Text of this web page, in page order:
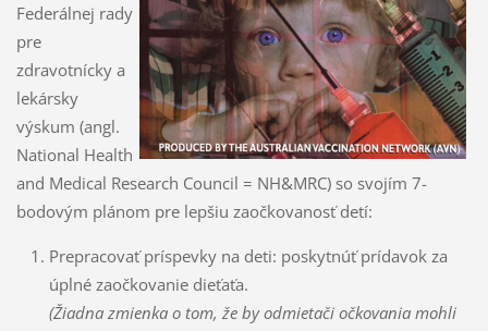
Federálnej rady
pre
zdravotnícky a
lekársky
výskum (angl.
National Health
and Medical Research Council = NH&MRC) so svojím 7-
bodovým plánom pre lepšiu zaočkovanosť detí:
Prepracovať príspevky na deti: poskytnúť prídavok za
úplné zaočkovanie dieťaťa.
(Žiadna zmienka o tom, že by odmietači očkovania mohli